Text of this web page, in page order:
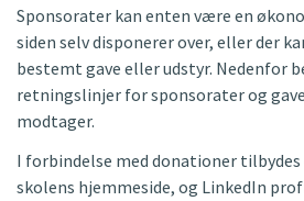
Sponsorater kan enten være en
siden selv disponerer over, eller der
bestemt gave eller udstyr. Nedenfor
retningslinjer for sponsorater og
modtager.
I forbindelse med donationer tilbydes
skolens hjemmeside, og LinkedIn